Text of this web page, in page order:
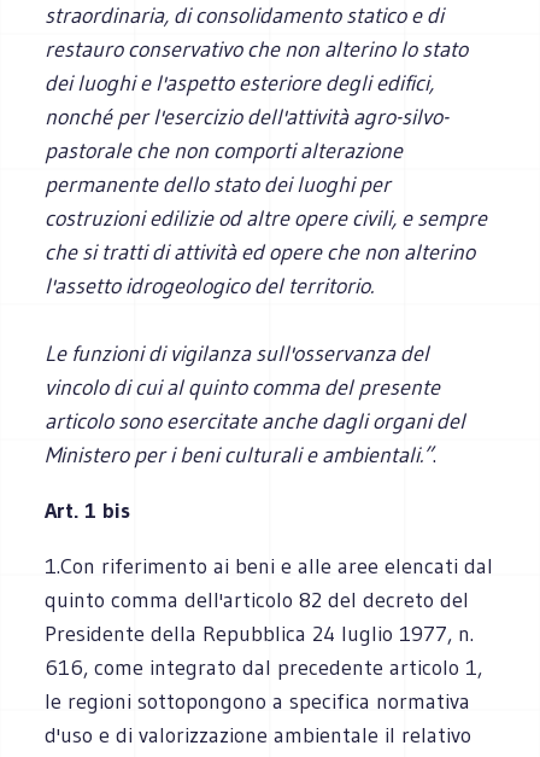
straordinaria, di consolidamento statico e di
restauro conservativo che non alterino lo stato
dei luoghi e l'aspetto esteriore degli edifici,
nonché per l'esercizio dell'attività agro-silvo-
pastorale che non comporti alterazione
permanente dello stato dei luoghi per
costruzioni edilizie od altre opere civili, e sempre
che si tratti di attività ed opere che non alterino
l'assetto idrogeologico del territorio.
Le funzioni di vigilanza sull'osservanza del
vincolo di cui al quinto comma del presente
articolo sono esercitate anche dagli organi del
Ministero per i beni culturali e ambientali.”.
Art. 1 bis
1.Con riferimento ai beni e alle aree elencati dal
quinto comma dell'articolo 82 del decreto del
Presidente della Repubblica 24 luglio 1977, n.
616, come integrato dal precedente articolo 1,
le regioni sottopongono a specifica normativa
d'uso e di valorizzazione ambientale il relativo